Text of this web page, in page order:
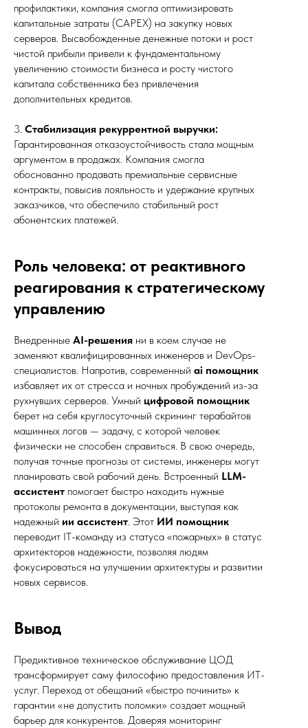
профилактики, компания смогла оптимизировать
капитальные затраты (CAPEX) на закупку новых
серверов. Высвобожденные денежные потоки и рост
чистой прибыли привели к фундаментальному
увеличению стоимости бизнеса и росту чистого
капитала собственника без привлечения
дополнительных кредитов.
3. Стабилизация рекуррентной выручки:
Гарантированная отказоустойчивость стала мощным
аргументом в продажах. Компания смогла
обоснованно продавать премиальные сервисные
контракты, повысив лояльность и удержание крупных
заказчиков, что обеспечило стабильный рост
абонентских платежей.
Роль человека: от реактивного
реагирования к стратегическому
управлению
Внедренные AI-решения ни в коем случае не
заменяют квалифицированных инженеров и DevOps-
специалистов. Напротив, современный ai помощник
избавляет их от стресса и ночных пробуждений из-за
рухнувших серверов. Умный цифровой помощник
берет на себя круглосуточный скрининг терабайтов
машинных логов — задачу, с которой человек
физически не способен справиться. В свою очередь,
получая точные прогнозы от системы, инженеры могут
планировать свой рабочий день. Встроенный LLM-
ассистент помогает быстро находить нужные
протоколы ремонта в документации, выступая как
надежный ии ассистент. Этот ИИ помощник
переводит IT-команду из статуса «пожарных» в статус
архитекторов надежности, позволяя людям
фокусироваться на улучшении архитектуры и развитии
новых сервисов.
Вывод
Предиктивное техническое обслуживание ЦОД
трансформирует саму философию предоставления ИТ-
услуг. Переход от обещаний «быстро починить» к
гарантии «не допустить поломки» создает мощный
барьер для конкурентов. Доверяя мониторинг
Мои контакты
igor@perepechenov.ru
Доступен для общения по телефону, электронной
почте и в мессенджерах в рабочее время: Пн–Пт с
10:00 до 19:00
+7 (980) 459-15-76